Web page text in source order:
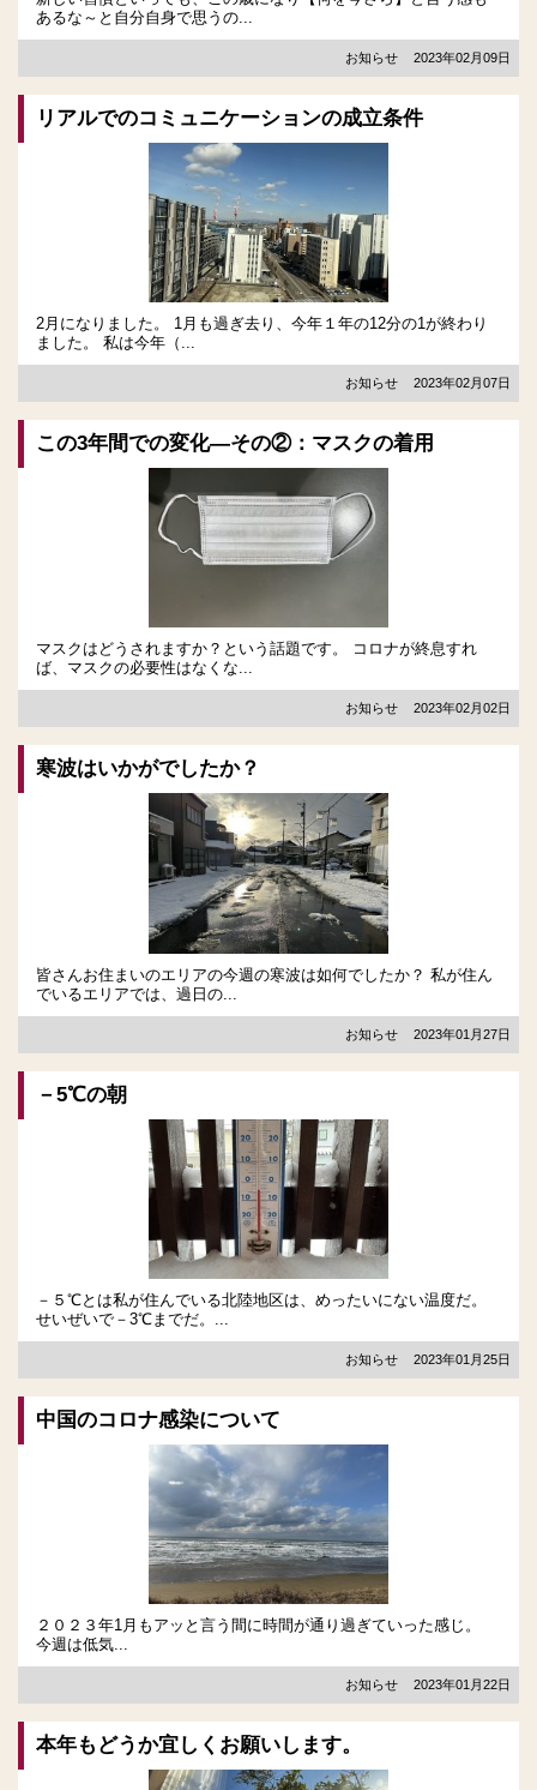
あるな～と自分自身で思うの...
お知らせ 2023年02月09日
リアルでのコミュニケーションの成立条件
2月になりました。 1月も過ぎ去り、今年１年の12分の1が終わり
ました。 私は今年（...
お知らせ 2023年02月07日
この3年間での変化―その②：マスクの着用
マスクはどうされますか？という話題です。 コロナが終息すれ
ば、マスクの必要性はなくな...
お知らせ 2023年02月02日
寒波はいかがでしたか？
皆さんお住まいのエリアの今週の寒波は如何でしたか？ 私が住ん
でいるエリアでは、過日の...
お知らせ 2023年01月27日
－5℃の朝
－５℃とは私が住んでいる北陸地区は、めったいにない温度だ。
せいぜいで－3℃までだ。...
お知らせ 2023年01月25日
中国のコロナ感染について
２０２３年1月もアッと言う間に時間が通り過ぎていった感じ。
今週は低気...
お知らせ 2023年01月22日
本年もどうか宜しくお願いします。